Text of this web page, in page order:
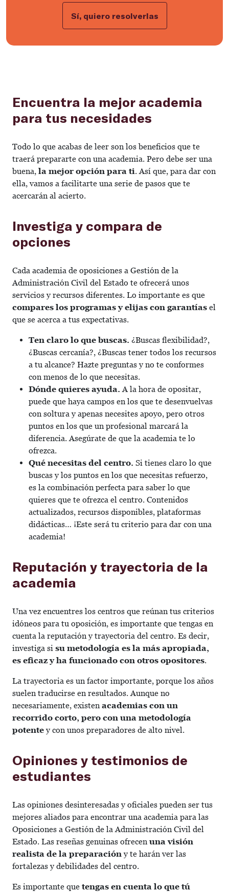
Sí, quiero resolverlas
Encuentra la mejor academia
para tus necesidades
Todo lo que acabas de leer son los beneficios que te
traerá prepararte con una academia. Pero debe ser una
buena, la mejor opción para ti. Así que, para dar con
ella, vamos a facilitarte una serie de pasos que te
acercarán al acierto.
Investiga y compara de
opciones
Cada academia de oposiciones a Gestión de la
Administración Civil del Estado te ofrecerá unos
servicios y recursos diferentes. Lo importante es que
compares los programas y elijas con garantías el
que se acerca a tus expectativas.
Ten claro lo que buscas. ¿Buscas flexibilidad?,
¿Buscas cercanía?, ¿Buscas tener todos los recursos
a tu alcance? Hazte preguntas y no te conformes
con menos de lo que necesitas.
Dónde quieres ayuda.A la hora de opositar,
puede que haya campos en los que te desenvuelvas
con soltura y apenas necesites apoyo, pero otros
puntos en los que un profesional marcará la
diferencia. Asegúrate de que la academia te lo
ofrezca.
Qué necesitas del centro. Si tienes claro lo que
buscas y los puntos en los que necesitas refuerzo,
es la combinación perfecta para saber lo que
quieres que te ofrezca el centro. Contenidos
actualizados, recursos disponibles, plataformas
didácticas… ¡Este será tu criterio para dar con una
academia!
Reputación y trayectoria de la
academia
Una vez encuentres los centros que reúnan tus criterios
idóneos para tu oposición, es importante que tengas en
cuenta la reputación y trayectoria del centro. Es decir,
investiga si su metodología es la más apropiada,
es eficaz y ha funcionado con otros opositores.
La trayectoria es un factor importante, porque los años
suelen traducirse en resultados. Aunque no
necesariamente, existen academias con un
recorrido corto, pero con una metodología
potentey con unos preparadores de alto nivel.
Opiniones y testimonios de
estudiantes
Las opiniones desinteresadas y oficiales pueden ser tus
mejores aliados para encontrar una academia para las
Oposiciones a Gestión de la Administración Civil del
Estado. Las reseñas genuinas ofrecen una visión
realista de la preparacióny te harán ver las
fortalezas y debilidades del centro.
Es importante que tengas en cuenta lo que tú